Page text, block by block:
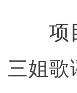
项目
三姐歌